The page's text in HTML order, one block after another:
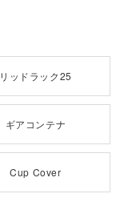
リッドラック25
ギアコンテナ
Cup Cover